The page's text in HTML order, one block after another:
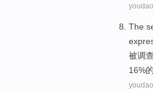
youdao
The
被调查
16%
youdao